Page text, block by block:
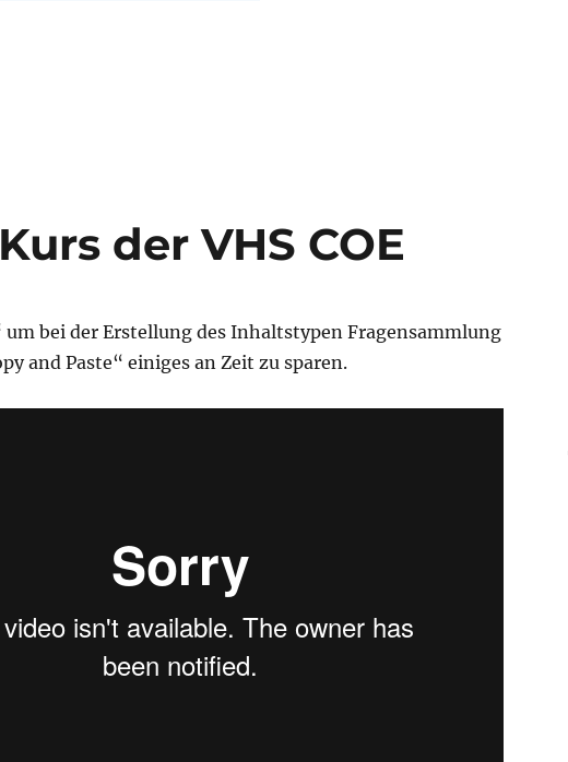
der VHS COE
bei der Erstellung des Inhaltstypen Fragensammlung
and Paste“ einiges an Zeit zu sparen.